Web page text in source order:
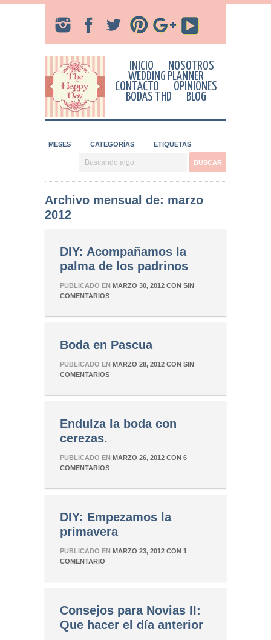
INICIO
NOSOTROS
WEDDING PLANNER
CONTACTO
OPINIONES
BODAS THD
BLOG
MESES CATEGORÍAS ETIQUETAS
Archivo mensual de: marzo
2012
DIY: Acompañamos la
palma de los padrinos
PUBLICADO EN MARZO 30, 2012 CON SIN
COMENTARIOS
Boda en Pascua
PUBLICADO EN MARZO 28, 2012 CON SIN
COMENTARIOS
Endulza la boda con
cerezas.
PUBLICADO EN MARZO 26, 2012 CON 6
COMENTARIOS
DIY: Empezamos la
primavera
PUBLICADO EN MARZO 23, 2012 CON 1
COMENTARIO
Consejos para Novias II:
Que hacer el día anterior